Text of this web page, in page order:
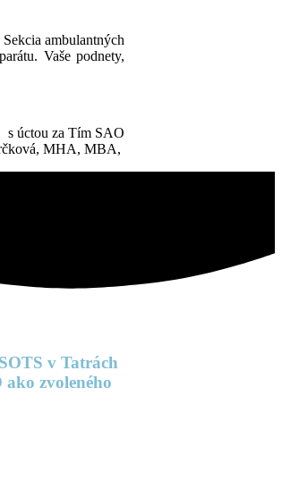
ambulantných
Vaše podnety,
s úctou za Tím SAO
MHA, MBA,
v Tatrách
zvoleného